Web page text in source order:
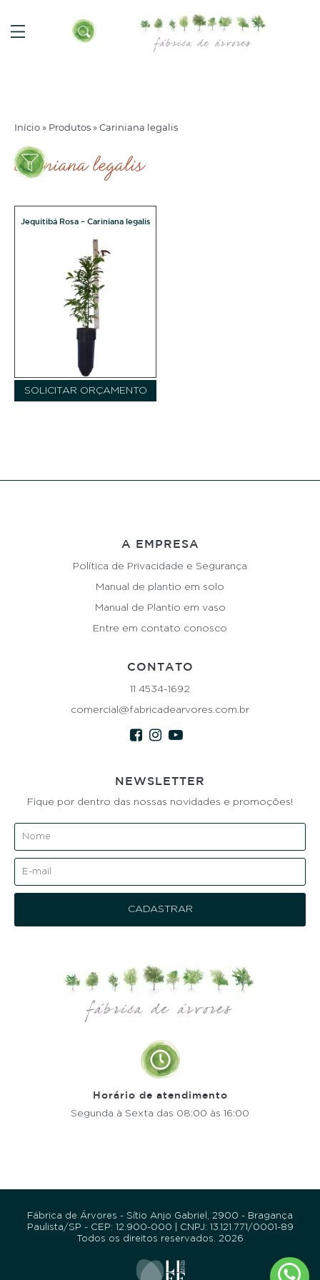
Início» Produtos»Cariniana legalis
cariniana legalis
Jequitibá Rosa – Cariniana legalis
SOLICITAR ORÇAMENTO
A EMPRESA
Política de Privacidade e Segurança
Manual de plantio em solo
Manual de Plantio em vaso
Entre em contato conosco
CONTATO
11 4534-1692
comercial@fabricadearvores.com.br
NEWSLETTER
Fique por dentro das nossas novidades e promoções!
Horário de atendimento
Segunda à Sexta das 08:00 às 16:00
Fábrica de Árvores - Sítio Anjo Gabriel, 2900 - Bragança
Paulista/SP - CEP: 12.900-000 | CNPJ: 13.121.771/0001-89
Todos os direitos reservados. 2026